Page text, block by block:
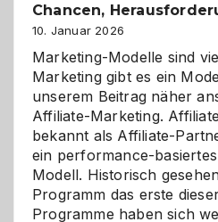
Chancen,
10. Januar 2026
Marketing-Modelle sind
Marketing gibt es ein
unserem Beitrag näher
Affiliate-Marketing.
bekannt als Affiliate-
ein performance-
Modell. Historisch
Programm das erste
Programme haben sich